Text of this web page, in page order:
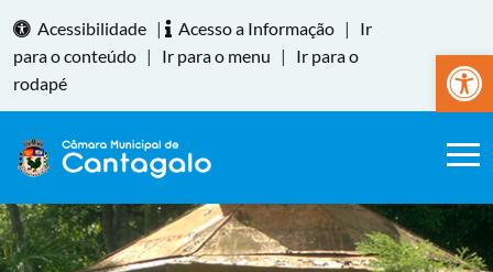
Abrir
Acessibilidade | Acesso a Informação |
Ir
para o conteúdo | Ir para o menu |
Ir para o
rodapé